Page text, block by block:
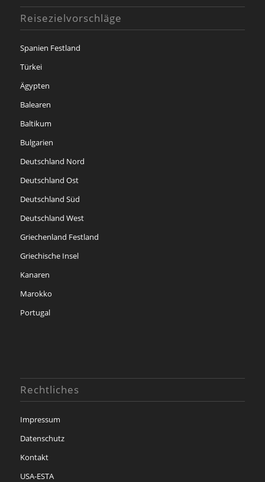
Reisezielvorschläge
Spanien Festland
Türkei
Ägypten
Balearen
Baltikum
Bulgarien
Deutschland Nord
Deutschland Ost
Deutschland Süd
Deutschland West
Griechenland Festland
Griechische Insel
Kanaren
Marokko
Portugal
Rechtliches
Impressum
Datenschutz
Kontakt
USA-ESTA